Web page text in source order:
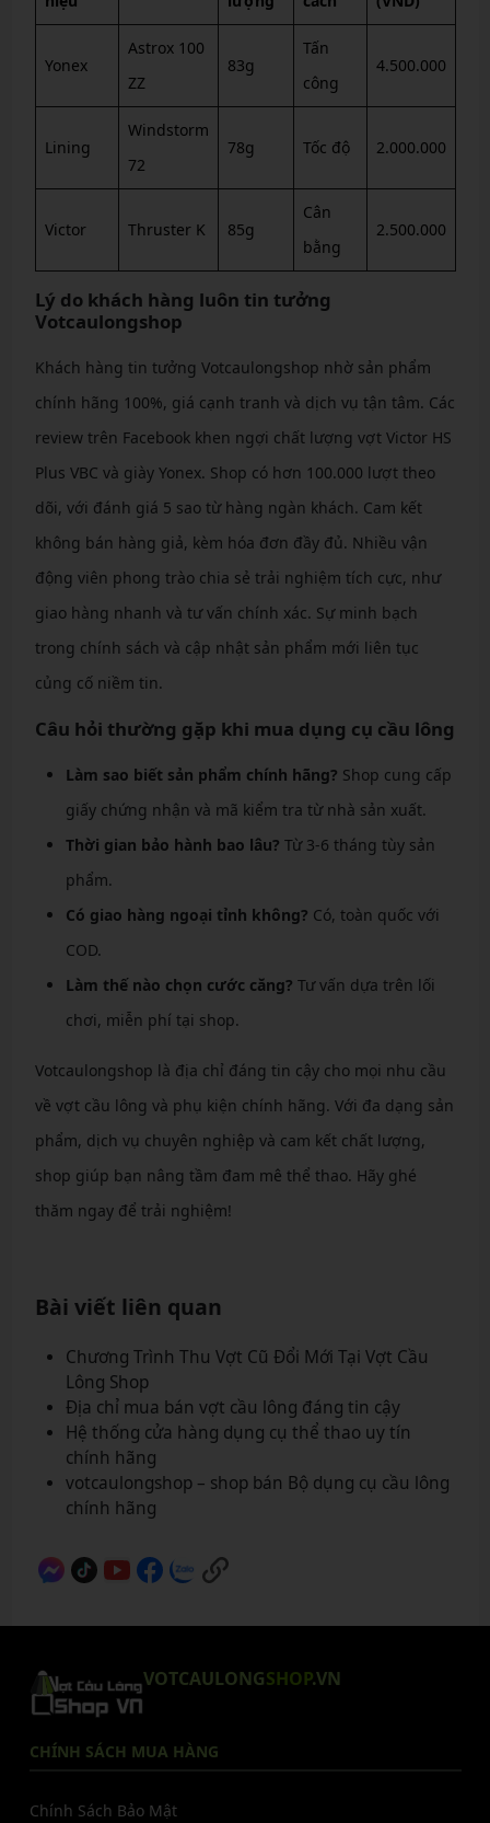
Yonex
Astrox 100
ZZ
83g
Tấn
công
4.500.000
Lining
Windstorm
72
78g Tốc độ 2.000.000
Victor Thruster K 85g
Cân
bằng
2.500.000
Lý do khách hàng luôn tin tưởng
Votcaulongshop
Khách hàng tin tưởng Votcaulongshop nhờ sản phẩm
chính hãng 100%, giá cạnh tranh và dịch vụ tận tâm. Các
review trên Facebook khen ngợi chất lượng vợt Victor HS
Plus VBC và giày Yonex. Shop có hơn 100.000 lượt theo
dõi, với đánh giá 5 sao từ hàng ngàn khách. Cam kết
không bán hàng giả, kèm hóa đơn đầy đủ. Nhiều vận
động viên phong trào chia sẻ trải nghiệm tích cực, như
giao hàng nhanh và tư vấn chính xác. Sự minh bạch
trong chính sách và cập nhật sản phẩm mới liên tục
củng cố niềm tin.
Câu hỏi thường gặp khi mua dụng cụ cầu lông
Làm sao biết sản phẩm chính hãng? Shop cung cấp
giấy chứng nhận và mã kiểm tra từ nhà sản xuất.
Thời gian bảo hành bao lâu? Từ 3-6 tháng tùy sản
phẩm.
Có giao hàng ngoại tỉnh không? Có, toàn quốc với
COD.
Làm thế nào chọn cước căng? Tư vấn dựa trên lối
chơi, miễn phí tại shop.
Votcaulongshop là địa chỉ đáng tin cậy cho mọi nhu cầu
về vợt cầu lông và phụ kiện chính hãng. Với đa dạng sản
phẩm, dịch vụ chuyên nghiệp và cam kết chất lượng,
shop giúp bạn nâng tầm đam mê thể thao. Hãy ghé
thăm ngay để trải nghiệm!
Bài viết liên quan
Chương Trình Thu Vợt Cũ Đổi Mới Tại Vợt Cầu
Lông Shop
Địa chỉ mua bán vợt cầu lông đáng tin cậy
Hệ thống cửa hàng dụng cụ thể thao uy tín
chính hãng
votcaulongshop – shop bán Bộ dụng cụ cầu lông
chính hãng
VOTCAULONGSHOP.VN
CHÍNH SÁCH MUA HÀNG
Chính Sách Bảo Mật